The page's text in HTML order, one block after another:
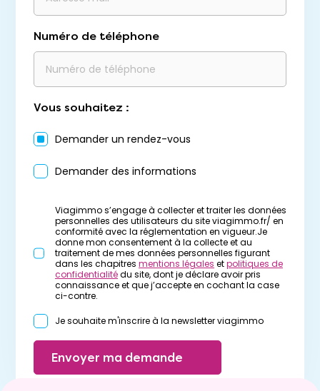
Numéro de téléphone
Vous souhaitez :
Demander un rendez-vous
Demander des informations
Viagimmo s’engage à collecter et traiter les données
personnelles des utilisateurs du site viagimmo.fr/ en
conformité avec la réglementation en vigueur.Je
donne mon consentement à la collecte et au
traitement de mes données personnelles figurant
dans les chapitres mentions légales etpolitiques de
confidentialitédu site, dont je déclare avoir pris
connaissance et que j’accepte en cochant la case
ci-contre.
Je souhaite m'inscrire à la newsletter viagimmo
Envoyer ma demande